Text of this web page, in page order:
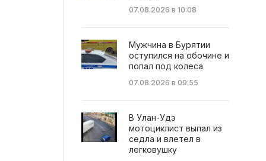
07.08.2026 в 10:08
Мужчина в Бурятии
оступился на обочине и
попал под колеса
07.08.2026 в 09:55
В Улан-Удэ
мотоциклист выпал из
седла и влетел в
легковушку